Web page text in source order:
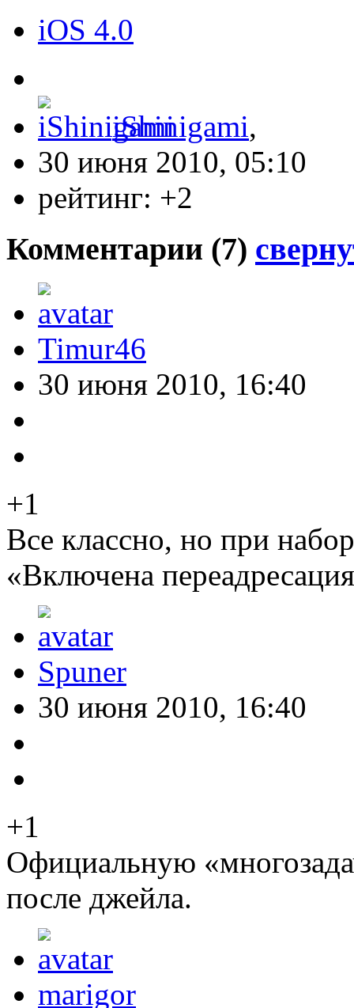
iOS 4.0
iShinigami,
30 июня 2010, 05:10
рейтинг: +2
Комментарии (7)
Timur46
30 июня 2010, 16:40
+1
Все классно, но при
«Включена
Spuner
30 июня 2010, 16:40
+1
Официальную
после джейла.
marigor